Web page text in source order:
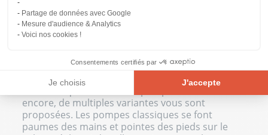
Partage de données avec Google
Mesure d'audience & Analytics
Voici nos cookies !
Consentements certifiés par
Je choisis J'accepte
Axeptio consent
Plateforme de Gestion du Consentement : Personnalisez vos
Notre plateforme vous permet d'adapter et de gérer vos
déplacer vers la gauche puis vers la droite
lorsque vous fléchissez les genoux.
Pompes et burpees
muscler vos triceps et vos épaules, quoi
? Une fois
encore, de multiples variantes vous sont
proposées. Les pompes classiques se font
paumes des mains et pointes des pieds sur le